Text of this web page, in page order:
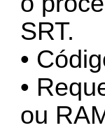
SRT.
•
•
ou